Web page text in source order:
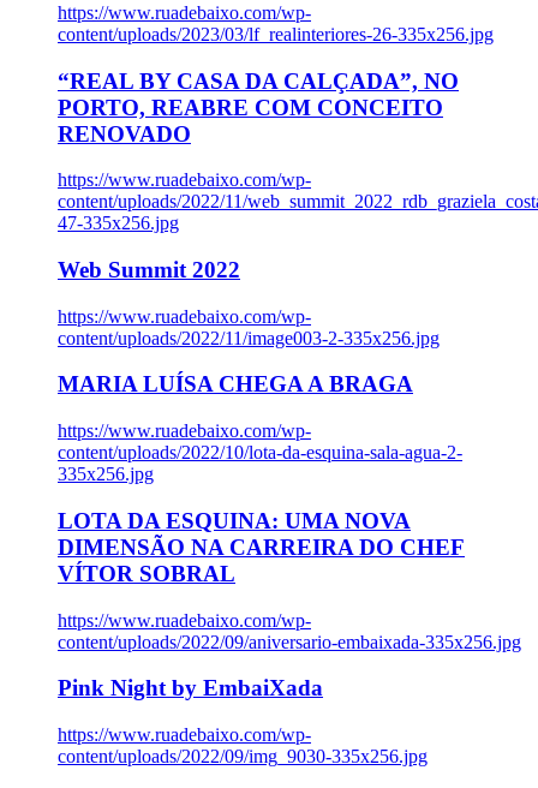
https://www.ruadebaixo.com/wp-
content/uploads/2023/03/lf_realinteriores-26-335x256.jpg
“REAL BY CASA DA CALÇADA”, NO
PORTO, REABRE COM CONCEITO
RENOVADO
https://www.ruadebaixo.com/wp-
content/uploads/2022/11/
47-335x256.jpg
Web Summit 2022
https://www.ruadebaixo.com/wp-
content/uploads/2022/11/image003-2-335x256.jpg
MARIA LUÍSA CHEGA A BRAGA
https://www.ruadebaixo.com/wp-
content/uploads/2022/10/lota-da-esquina-sala-agua-2-
335x256.jpg
LOTA DA ESQUINA: UMA NOVA
DIMENSÃO NA CARREIRA DO CHEF
VÍTOR SOBRAL
https://www.ruadebaixo.com/wp-
content/uploads/2022/09/aniversario-embaixada-335x256.jpg
Pink Night by EmbaiXada
https://www.ruadebaixo.com/wp-
content/uploads/2022/09/img_9030-335x256.jpg